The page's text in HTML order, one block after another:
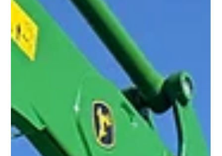
Life ModelForest
V minulém týdnu jsme se zúčastnili
workshopu „Upscalling“
V minulém týdnu jsme se zúčastnili workshopu
„Upscalling“, který organizovali kolegové z projektu LIFE
Adapt Brdy. Workshop nabídl prostor nejen pro
představení aktuálních aktivit a výsledků jednotlivých
projektů, ale také pro sdílení praktických zkušeností z
terénu, diskusi nad konkrétními problémy a hledání
možností, jak efektivněji rozvíjet opatření podporující
ochranu přírody, zmírňování dopadů klimatické změny a
podporu biodiverzity. Všichni účastníci se vyznačovali akti